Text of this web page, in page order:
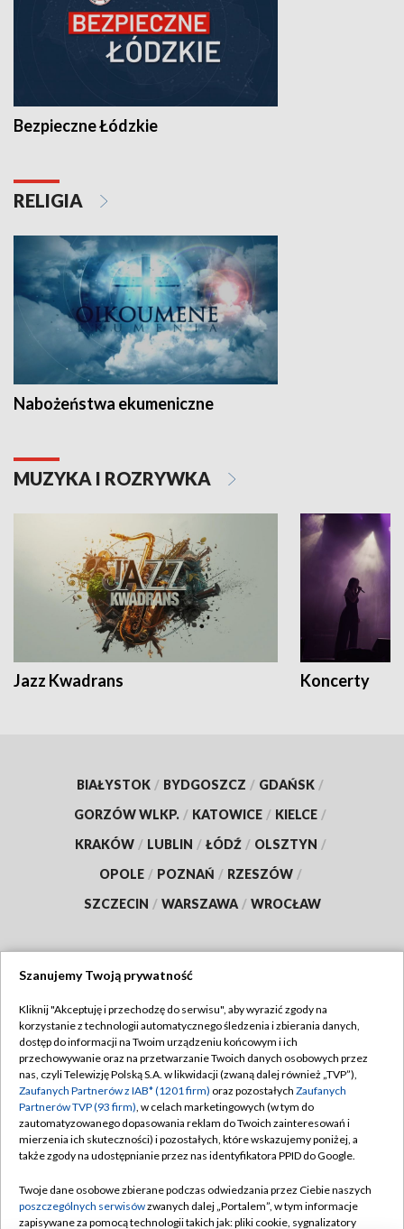
Bezpieczne Łódzkie
RELIGIA
Nabożeństwa ekumeniczne
MUZYKA I ROZRYWKA
Jazz Kwadrans Koncerty
BIAŁYSTOK / BYDGOSZCZ / GDAŃSK /
GORZÓW WLKP. / KATOWICE / KIELCE /
KRAKÓW / LUBLIN / ŁÓDŹ / OLSZTYN /
OPOLE / POZNAŃ / RZESZÓW /
SZCZECIN / WARSZAWA / WROCŁAW
TVP
Abonament TVP
Emisja w TVP
Centrum informacji TVP
Naziemna Telewizja Cyfrowa
Rada Programowa
Regulamin TVP
Polityka prywatności
Moje zgody
Pomoc
Kontakt
Szanujemy Twoją prywatność
Kliknij "Akceptuję i przechodzę do serwisu", aby wyrazić zgody na
korzystanie z technologii automatycznego śledzenia i zbierania danych,
dostęp do informacji na Twoim urządzeniu końcowym i ich
przechowywanie oraz na przetwarzanie Twoich danych osobowych przez
nas, czyli Telewizję Polską S.A. w likwidacji (zwaną dalej również „TVP”),
Zaufanych Partnerów z IAB* (1201 firm) oraz pozostałych Zaufanych
Partnerów TVP (93 firm), w celach marketingowych (w tym do
zautomatyzowanego dopasowania reklam do Twoich zainteresowań i
mierzenia ich skuteczności) i pozostałych, które wskazujemy poniżej, a
także zgody na udostępnianie przez nas identyfikatora PPID do Google.
Twoje dane osobowe zbierane podczas odwiedzania przez Ciebie naszych
poszczególnych serwisówzwanych dalej „Portalem”, w tym informacje
zapisywane za pomocą technologii takich jak: pliki cookie, sygnalizatory